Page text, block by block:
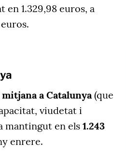
en 1.329,98 euros, a
a Catalunya(que
viudetat i
mantingut en els 1.243
enrere.